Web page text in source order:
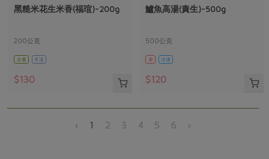
黑糙米花生米香(福瑄)-200g
200公克
全素 常溫
$130
鱸魚高湯(責生)-500g
500公克
葷 冷凍
$120
‹ 1 2 3 4 5 6 ›